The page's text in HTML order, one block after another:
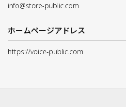
info@store-public.com
ホームページアドレス
https://voice-public.com